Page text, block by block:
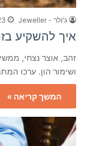
ג'ולר - Jeweller
איך להשקיע
זהב, אוצר נצחי,
ושימור הון. ערכו
המשך קריאה »